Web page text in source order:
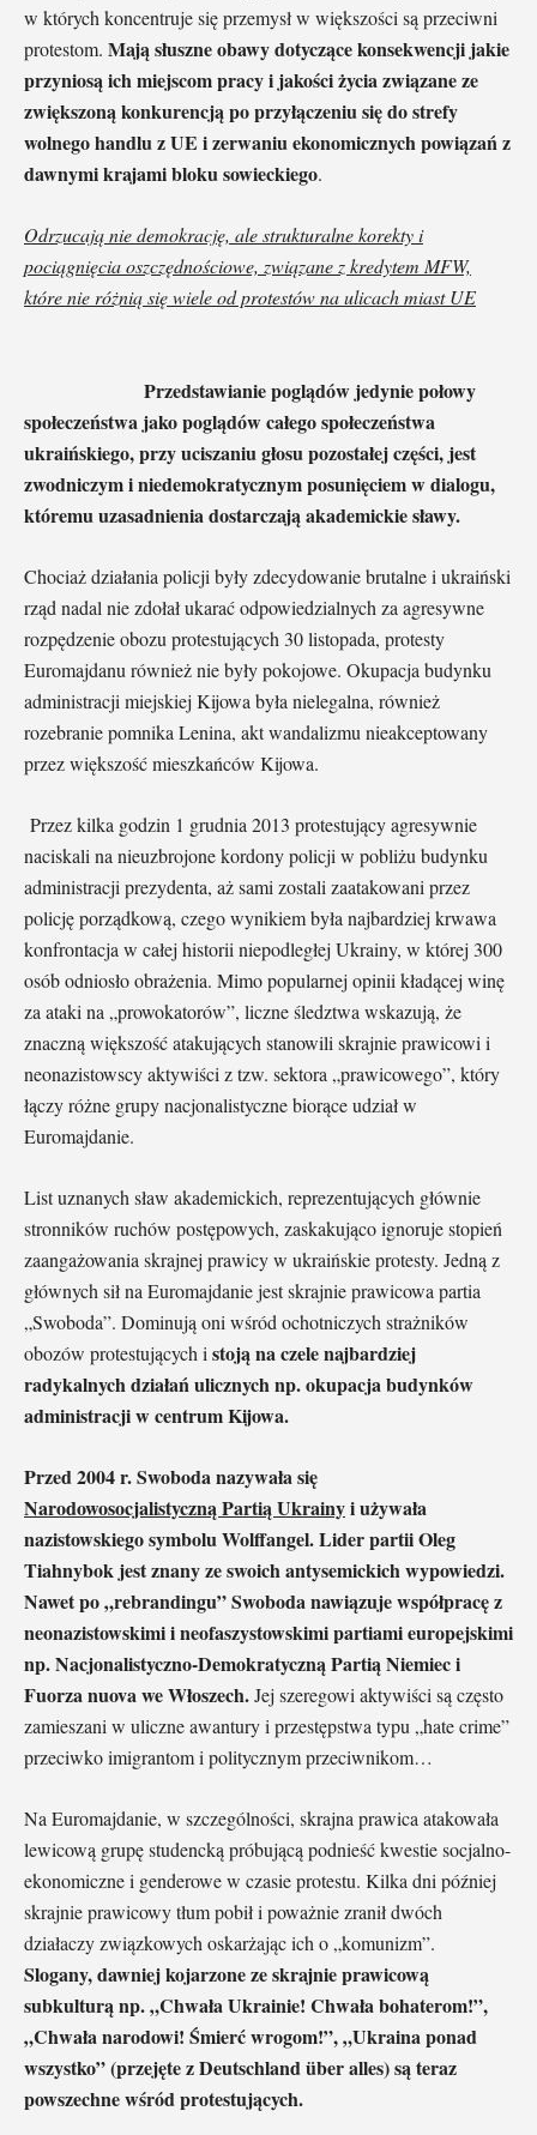
w których koncentruje się przemysł w większości są przeciwni
protestom. Mają słuszne obawy dotyczące konsekwencji jakie
przyniosą ich miejscom pracy i jakości życia związane ze
zwiększoną konkurencją po przyłączeniu się do strefy
wolnego handlu z UE i zerwaniu ekonomicznych powiązań z
dawnymi krajami bloku sowieckiego.
Odrzucają nie demokrację, ale strukturalne korekty i
pociągnięcia oszczędnościowe, związane z kredytem MFW,
które nie różnią się wiele od protestów na ulicach miast UE
Przedstawianie poglądów jedynie połowy
społeczeństwa jako poglądów całego społeczeństwa
ukraińskiego, przy uciszaniu głosu pozostałej części, jest
zwodniczym i niedemokratycznym posunięciem w dialogu,
któremu uzasadnienia dostarczają akademickie sławy.
Chociaż działania policji były zdecydowanie brutalne i ukraiński
rząd nadal nie zdołał ukarać odpowiedzialnych za agresywne
rozpędzenie obozu protestujących 30 listopada, protesty
Euromajdanu również nie były pokojowe. Okupacja budynku
administracji miejskiej Kijowa była nielegalna, również
rozebranie pomnika Lenina, akt wandalizmu nieakceptowany
przez większość mieszkańców Kijowa.
Przez kilka godzin 1 grudnia 2013 protestujący agresywnie
naciskali na nieuzbrojone kordony policji w pobliżu budynku
administracji prezydenta, aż sami zostali zaatakowani przez
policję porządkową, czego wynikiem była najbardziej krwawa
konfrontacja w całej historii niepodległej Ukrainy, w której 300
osób odniosło obrażenia. Mimo popularnej opinii kładącej winę
za ataki na „prowokatorów”, liczne śledztwa wskazują, że
znaczną większość atakujących stanowili skrajnie prawicowi i
neonazistowscy aktywiści z tzw. sektora „prawicowego”, który
łączy różne grupy nacjonalistyczne biorące udział w
Euromajdanie.
List uznanych sław akademickich, reprezentujących głównie
stronników ruchów postępowych, zaskakująco ignoruje stopień
zaangażowania skrajnej prawicy w ukraińskie protesty. Jedną z
głównych sił na Euromajdanie jest skrajnie prawicowa partia
„Swoboda”. Dominują oni wśród ochotniczych strażników
obozów protestujących i stoją na czele najbardziej
radykalnych działań ulicznych np. okupacja budynków
administracji w centrum Kijowa.
Przed 2004 r. Swoboda nazywała się
Narodowosocjalistyczną Partią Ukrainyi używała
nazistowskiego symbolu Wolffangel. Lider partii Oleg
Tiahnybok jest znany ze swoich antysemickich wypowiedzi.
Nawet po „rebrandingu” Swoboda nawiązuje współpracę z
neonazistowskimi i neofaszystowskimi partiami europejskimi
np. Nacjonalistyczno-Demokratyczną Partią Niemiec i
Fuorza nuova we Włoszech.Jej szeregowi aktywiści są często
zamieszani w uliczne awantury i przestępstwa typu „hate crime”
przeciwko imigrantom i politycznym przeciwnikom…
Na Euromajdanie, w szczególności, skrajna prawica atakowała
lewicową grupę studencką próbującą podnieść kwestie socjalno-
ekonomiczne i genderowe w czasie protestu. Kilka dni później
skrajnie prawicowy tłum pobił i poważnie zranił dwóch
działaczy związkowych oskarżając ich o „komunizm”.
Slogany, dawniej kojarzone ze skrajnie prawicową
subkulturą np. „Chwała Ukrainie! Chwała bohaterom!”,
„Chwała narodowi! Śmierć wrogom!”, „Ukraina ponad
wszystko” (przejęte z Deutschland über alles) są teraz
powszechne wśród protestujących.